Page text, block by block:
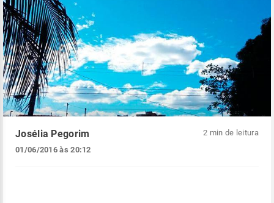
Josélia Pegorim
01/06/2016 às 20:12
2 min de leitura